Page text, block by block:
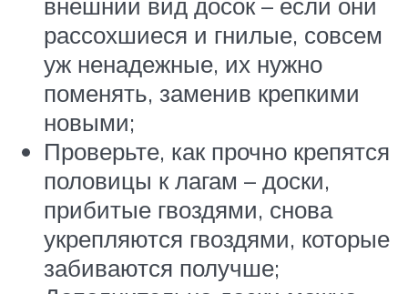
внешний вид досок – если они
рассохшиеся и гнилые, совсем
уж ненадежные, их нужно
поменять, заменив крепкими
новыми;
Проверьте, как прочно крепятся
половицы к лагам – доски,
прибитые гвоздями, снова
укрепляются гвоздями, которые
забиваются получше;